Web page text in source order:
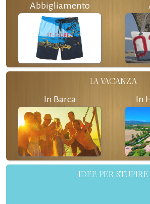
Abbigliamento
LA VACANZA
In Barca In
IDEE PER STUPIRE